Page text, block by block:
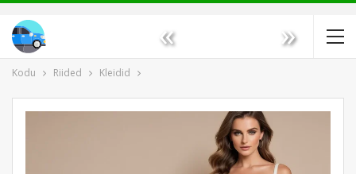
« »
Kodu Riided Kleidid